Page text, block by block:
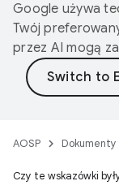
Google używa
Twój
przez AI mogą
AOSP Dokumenty
Czy te wskazówki